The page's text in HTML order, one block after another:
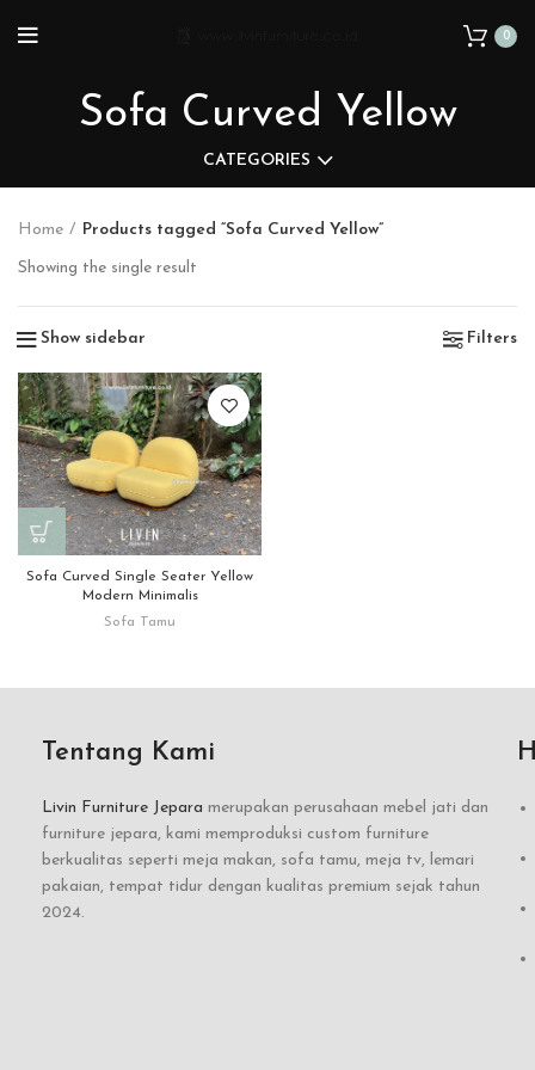
0
Sofa Curved Yellow
CATEGORIES
Home Products tagged “Sofa Curved Yellow”
Showing the single result
Show sidebar Filters
Sofa Curved Single Seater Yellow
Modern Minimalis
Sofa Tamu
Tentang Kami
Livin Furniture Jepara merupakan perusahaan mebel jati dan
furniture jepara, kami memproduksi custom furniture
berkualitas seperti meja makan, sofa tamu, meja tv, lemari
pakaian, tempat tidur dengan kualitas premium sejak tahun
2024.